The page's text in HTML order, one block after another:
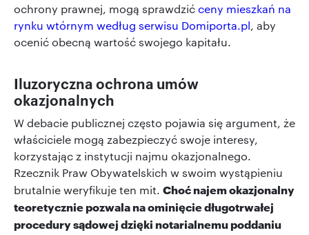
ochrony prawnej, mogą sprawdzićceny mieszkań na
rynku wtórnym według serwisu Domiporta.pl, aby
ocenić obecną wartość swojego kapitału.
Iluzoryczna ochrona umów
okazjonalnych
W debacie publicznej często pojawia się argument, że
właściciele mogą zabezpieczyć swoje interesy,
korzystając z instytucji najmu okazjonalnego.
Rzecznik Praw Obywatelskich w swoim wystąpieniu
brutalnie weryfikuje ten mit. Choć najem okazjonalny
teoretycznie pozwala na ominięcie długotrwałej
procedury sądowej dzięki notarialnemu poddaniu